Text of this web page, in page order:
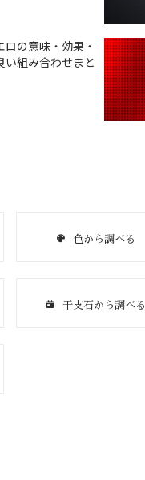
ロの意味・効果・
い組み合わせまと
色から調べる
干支石から調べる